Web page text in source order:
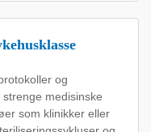
og
medisinske
som klinikker eller